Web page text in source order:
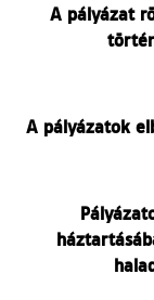
A pályázat
A pályázatok